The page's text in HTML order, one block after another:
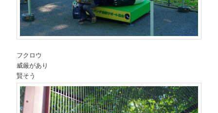
フクロウ
威厳があり
賢そう